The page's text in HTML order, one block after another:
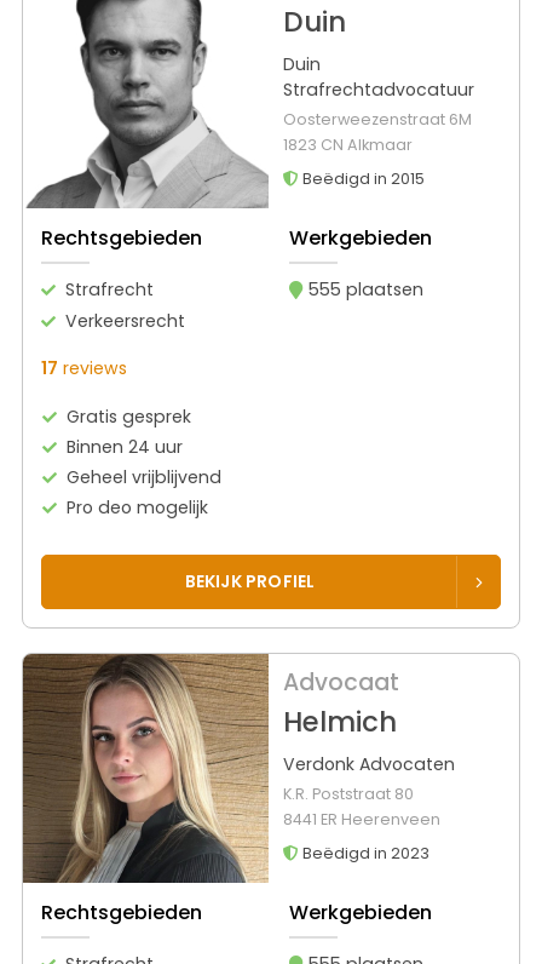
Duin
Duin
Strafrechtadvocatuur
Oosterweezenstraat 6M
1823 CN Alkmaar
Beëdigd in 2015
Rechtsgebieden
Strafrecht
Verkeersrecht
Werkgebieden
555 plaatsen
17 reviews
Gratis gesprek
Binnen 24 uur
Geheel vrijblijvend
Pro deo mogelijk
BEKIJK PROFIEL
Advocaat
Helmich
Verdonk Advocaten
K.R. Poststraat 80
8441 ER Heerenveen
Beëdigd in 2023
Rechtsgebieden Werkgebieden